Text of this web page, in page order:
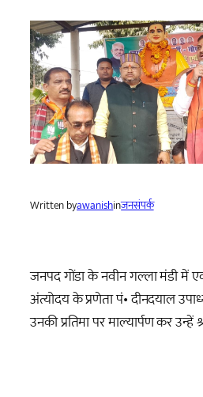
Written byawanishinजनसंपर्क
जनपद गोंडा के नवीन गल्ला मंडी में
अंत्योदय के प्रणेता पं• दीनदयाल
उनकी प्रतिमा पर माल्यार्पण कर उन्हें